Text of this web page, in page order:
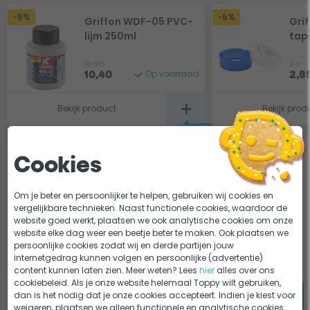
-5%
Griffon WDF-05 PVC-
lijm 250ml
10,40 Op voorraad
Bekijk product
-5%
Bekijk
1x Bypass kit voor warmtepomp - universeel
Voeg producten toe
€0,-korting
89,95
Cookies
Om je beter en persoonlijker te helpen, gebruiken wij cookies en
vergelijkbare technieken. Naast functionele cookies, waardoor de
website goed werkt, plaatsen we ook analytische cookies om onze
website elke dag weer een beetje beter te maken. Ook plaatsen we
persoonlijke cookies zodat wij en derde partijen jouw
internetgedrag kunnen volgen en persoonlijke (advertentie)
content kunnen laten zien. Meer weten? Leeshier alles over ons
cookiebeleid. Als je onze website helemaal Toppy wilt gebruiken,
dan is het nodig dat je onze cookies accepteert. Indien je kiest voor
weigeren, plaatsen we alleen functionele en analytische cookies.